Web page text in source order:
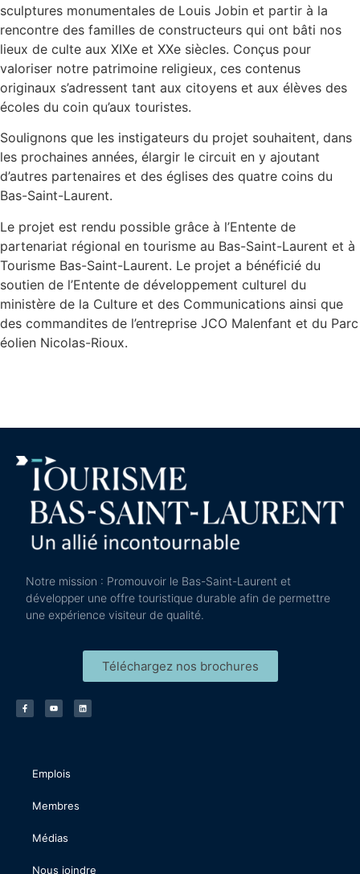
sculptures monumentales de Louis Jobin et partir à la
rencontre des familles de constructeurs qui ont bâti nos
lieux de culte aux XIXe et XXe siècles. Conçus pour
valoriser notre patrimoine religieux, ces contenus
originaux s’adressent tant aux citoyens et aux élèves des
écoles du coin qu’aux touristes.
Soulignons que les instigateurs du projet souhaitent, dans
les prochaines années, élargir le circuit en y ajoutant
d’autres partenaires et des églises des quatre coins du
Bas-Saint-Laurent.
Le projet est rendu possible grâce à l’Entente de
partenariat régional en tourisme au Bas-Saint-Laurent et à
Tourisme Bas-Saint-Laurent. Le projet a bénéficié du
soutien de l’Entente de développement culturel du
ministère de la Culture et des Communications ainsi que
des commandites de l’entreprise JCO Malenfant et du Parc
éolien Nicolas-Rioux.
Notre mission : Promouvoir le Bas-Saint-Laurent et
développer une offre touristique durable afin de permettre
une expérience visiteur de qualité.
Téléchargez nos brochures
Emplois
Membres
Médias
Nous joindre